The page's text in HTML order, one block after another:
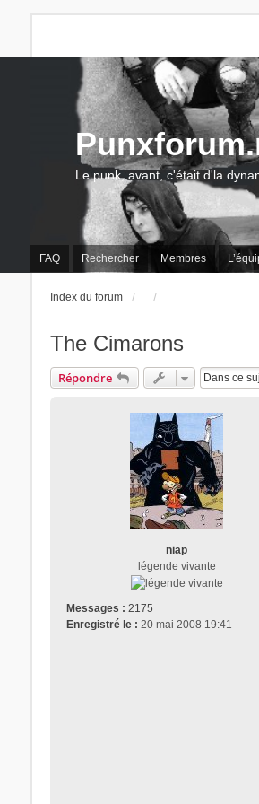
FAQ Rechercher Membres
Le punk, avant, c'était d'la
Index du forum
The Cimarons
Répondre
niap
légende vivante
Messages : 2175
Enregistré le : 20 mai 2008 19:41